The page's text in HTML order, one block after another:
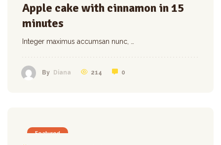
Apple cake with cinnamon in 15
minutes
Integer maximus accumsan nunc, …
By Diana 214 0
Featured